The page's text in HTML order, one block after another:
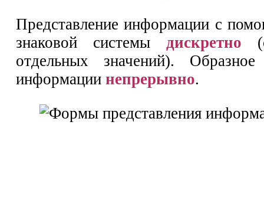
Представление информации с
знаковой системы дискретно
отдельных значений). Образное
информации непрерывно.